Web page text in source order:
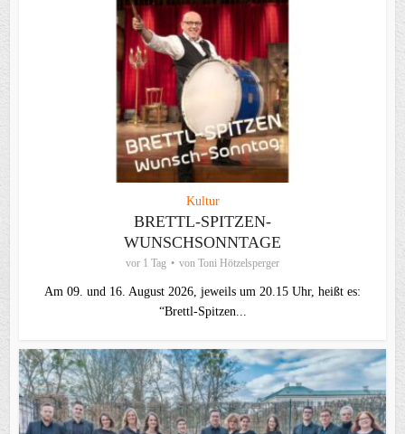
Kultur
BRETTL-SPITZEN-
WUNSCHSONNTAGE
vor 1 Tag von Toni Hötzelsperger
Am 09. und 16. August 2026, jeweils um 20.15 Uhr, heißt es:
“Brettl-Spitzen...